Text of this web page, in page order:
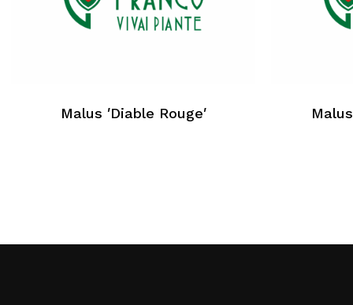
Kein Produkt im Warenkorb
Malus ′Diable Rouge′